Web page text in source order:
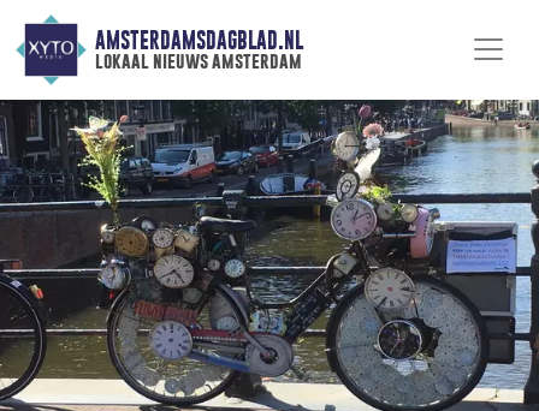
AMSTERDAMSDAGBLAD.NL
lokaal nieuws amsterdam